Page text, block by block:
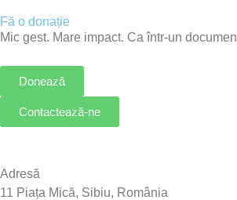
Fă o donație
Mic gest. Mare impact. Ca într-un
Donează
Contactează-ne
Adresă
11 Piața Mică, Sibiu, România